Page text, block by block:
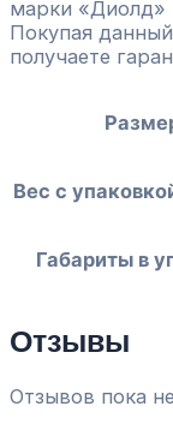
марки «Диолд»
Покупая
получаете
Вес с
Габариты в
Отзывы
Отзывов пока